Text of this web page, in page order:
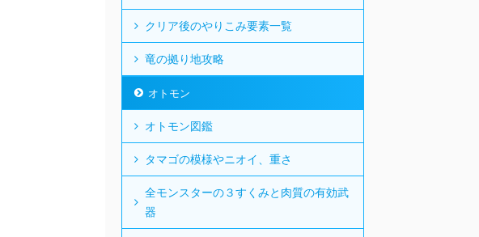
クリア後のやりこみ要素一覧
竜の拠り地攻略
オトモン
オトモン図鑑
タマゴの模様やニオイ、重さ
全モンスターの３すくみと肉質の有効武
器